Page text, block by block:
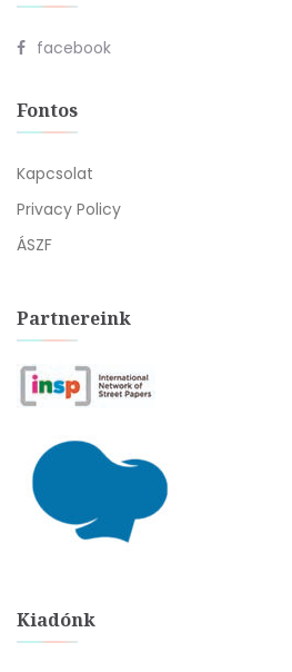
facebook
Fontos
Kapcsolat
Privacy Policy
ÁSZF
Partnereink
Kiadónk